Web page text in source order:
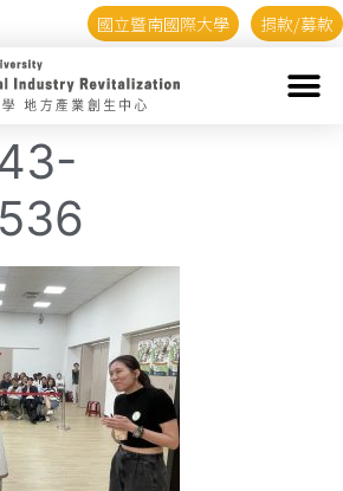
國立暨南國際大學 捐款/募款